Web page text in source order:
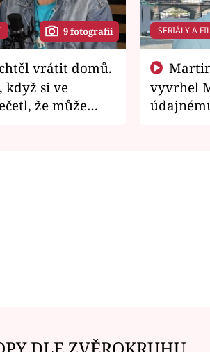
9 fotografií
když si ve
že může
SERIÁLY A
vyvrhel